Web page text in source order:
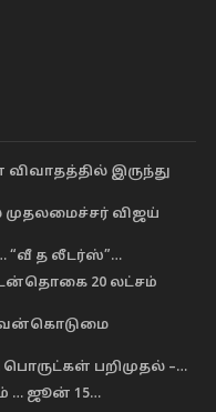
இருந்து
விஜய்
“வீ த லீடர்ஸ்”…
20 லட்சம்
வன்கொடுமை
பறிமுதல் –…
… ஜூன் 15…